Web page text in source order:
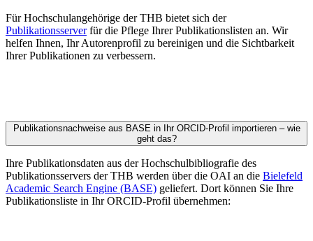
Für Hochschulangehörige der THB bietet sich der
Publikationsserverfür die Pflege Ihrer Publikationslisten an. Wir
helfen Ihnen, Ihr Autorenprofil zu bereinigen und die Sichtbarkeit
Ihrer Publikationen zu verbessern.
Publikationsnachweise aus BASE in Ihr ORCID-Profil importieren – wie
geht das?
Ihre Publikationsdaten aus der Hochschulbibliografie des
Publikationsservers der THB werden über die OAI an die Bielefeld
Academic Search Engine (BASE) geliefert. Dort können Sie Ihre
Publikationsliste in Ihr ORCID-Profil übernehmen: